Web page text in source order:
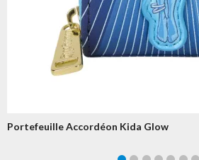
Portefeuille Accordéon Kida Glow